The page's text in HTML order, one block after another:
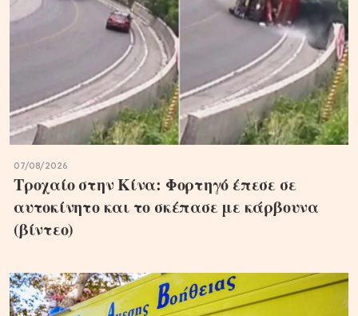
07/08/2026
Τροχαίο στην Κίνα: Φορτηγό έπεσε σε
αυτοκίνητο και το σκέπασε με κάρβουνα
(βίντεο)